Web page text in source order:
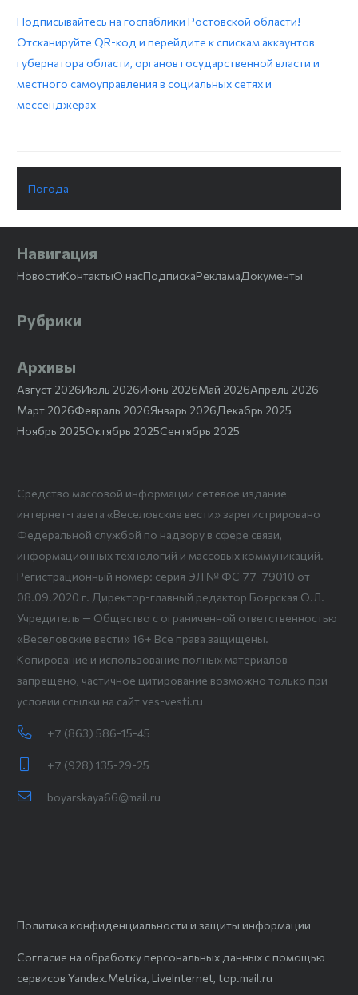
Подписывайтесь на госпаблики Ростовской области!
Отсканируйте QR-код и перейдите к спискам аккаунтов
губернатора области, органов государственной власти и
местного самоуправления в социальных сетях и
мессенджерах
Погода
Навигация
НовостиКонтактыО насПодпискаРекламаДокументы
Рубрики
Архивы
Август 2026Июль 2026Июнь 2026Май 2026Апрель 2026
Март 2026Февраль 2026Январь 2026Декабрь 2025
Ноябрь 2025Октябрь 2025Сентябрь 2025
Средство массовой информации сетевое издание
интернет-газета «Веселовские вести» зарегистрировано
Федеральной службой по надзору в сфере связи,
информационных технологий и массовых коммуникаций.
Регистрационный номер: серия ЭЛ № ФС 77-79010 от
08.09.2020 г. Директор-главный редактор Боярская О.Л.
Учредитель — Общество с ограниченной ответственностью
«Веселовские вести» 16+ Все права защищены.
Копирование и использование полных материалов
запрещено, частичное цитирование возможно только при
условии ссылки на сайт ves-vesti.ru
+7 (863) 586-15-45
+7 (928) 135-29-25
boyarskaya66@mail.ru
Политика конфиденциальности и защиты информации
Согласие на обработку персональных данных с помощью
сервисов Yandex.Metrika, LiveInternet, top.mail.ru